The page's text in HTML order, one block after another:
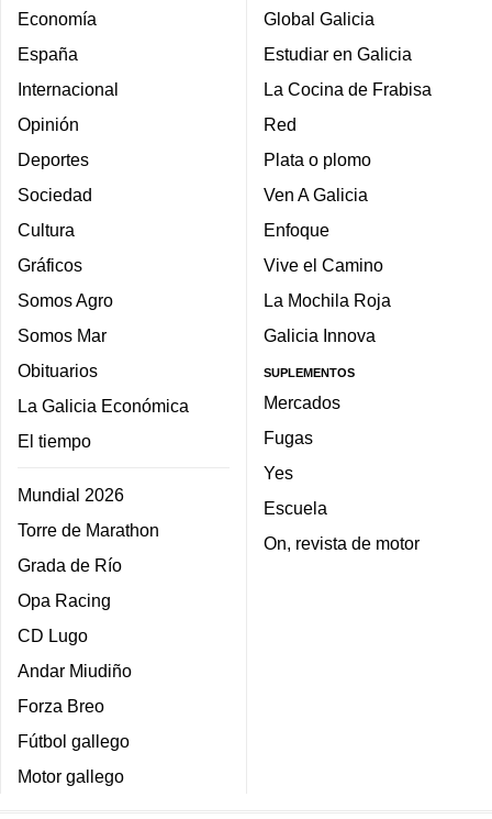
Economía
España
Internacional
Opinión
Deportes
Sociedad
Cultura
Gráficos
Somos Agro
Somos Mar
Obituarios
La Galicia Económica
El tiempo
Mundial 2026
Torre de Marathon
Grada de Río
Opa Racing
CD Lugo
Andar Miudiño
Forza Breo
Fútbol gallego
Motor gallego
Global Galicia
Estudiar en Galicia
La Cocina de Frabisa
Red
Plata o plomo
Ven A Galicia
Enfoque
Vive el Camino
La Mochila Roja
Galicia Innova
SUPLEMENTOS
Mercados
Fugas
Yes
Escuela
On, revista de motor